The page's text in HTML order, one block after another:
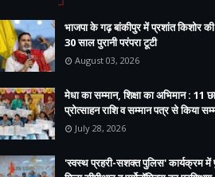
भाजपा के गढ़ बांकीपुर में प्रशांत किशोर
30 साल पुरानी परंपरा टूटी
August 03, 2026
मेधा का सम्मान, शिक्षा का अभिमान : 11
प्रोत्साहन राशि व सम्मान पत्र से किया
July 28, 2026
'स्वस्थ प्रहरी-सशक्त पुलिस' कार्यक्रम में